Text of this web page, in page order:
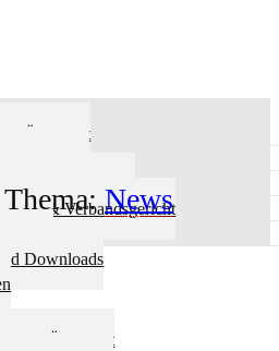
Übersicht
& Verbandsgericht
Downloads
Übersicht
News